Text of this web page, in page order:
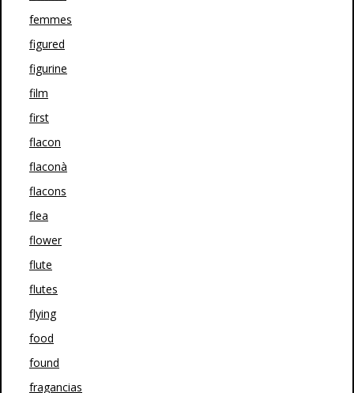
femmes
figured
figurine
film
first
flacon
flaconà
flacons
flea
flower
flute
flutes
flying
food
found
fragancias